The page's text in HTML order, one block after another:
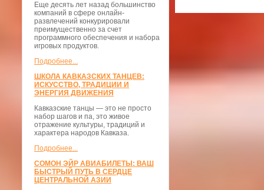
Еще десять лет назад большинство
компаний в сфере онлайн-
развлечений конкурировали
преимущественно за счет
программного обеспечения и набора
игровых продуктов.
Подробнее...
ШКОЛА КАВКАЗСКИХ ТАНЦЕВ:
ИСКУССТВО, ТРАДИЦИИ И
ЭНЕРГИЯ ДВИЖЕНИЯ
Кавказские танцы — это не просто
набор шагов и па, это живое
отражение культуры, традиций и
характера народов Кавказа.
Подробнее...
СОМОН ЭЙР АВИАБИЛЕТЫ: ВАШ
БЫСТРЫЙ ПУТЬ В СЕРДЦЕ
ЦЕНТРАЛЬНОЙ АЗИИ